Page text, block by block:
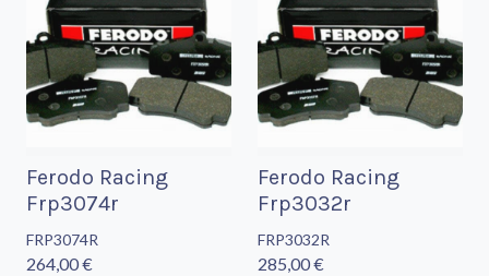
Ferodo Racing
Frp3074r
FRP3074R
264,00 €
Ferodo Racing
Frp3032r
FRP3032R
285,00 €